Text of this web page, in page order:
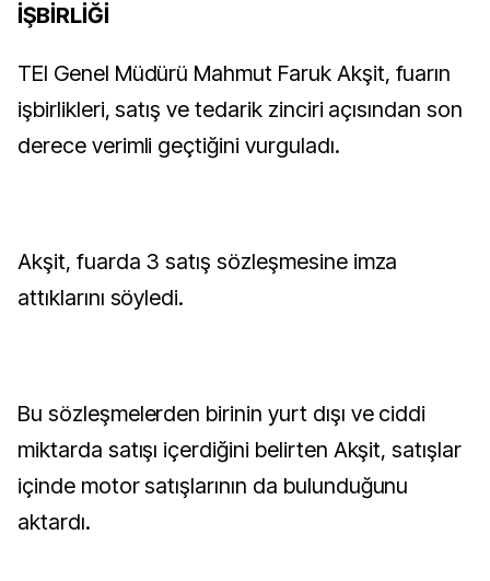
İŞBİRLİĞİ
TEI Genel Müdürü Mahmut Faruk Akşit, fuarın
işbirlikleri, satış ve tedarik zinciri açısından son
derece verimli geçtiğini vurguladı.
Akşit, fuarda 3 satış sözleşmesine imza
attıklarını söyledi.
Bu sözleşmelerden birinin yurt dışı ve ciddi
miktarda satışı içerdiğini belirten Akşit, satışlar
içinde motor satışlarının da bulunduğunu
aktardı.